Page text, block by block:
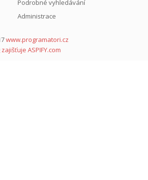
www.programatori.cz
ASPIFY.com
Podrobné vyhledávání
Administrace